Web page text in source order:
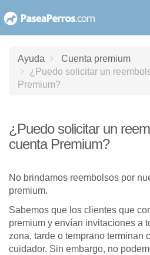
al
Ayuda
Cuenta premium
¿Puedo solicitar un
Premium?
¿Puedo solicitar un
cuenta Premium?
No brindamos reembolsos por
premium.
Sabemos que los clientes que
premium y envían invitaciones a
zona, tarde o temprano terminan
cuidador. Sin embargo, no